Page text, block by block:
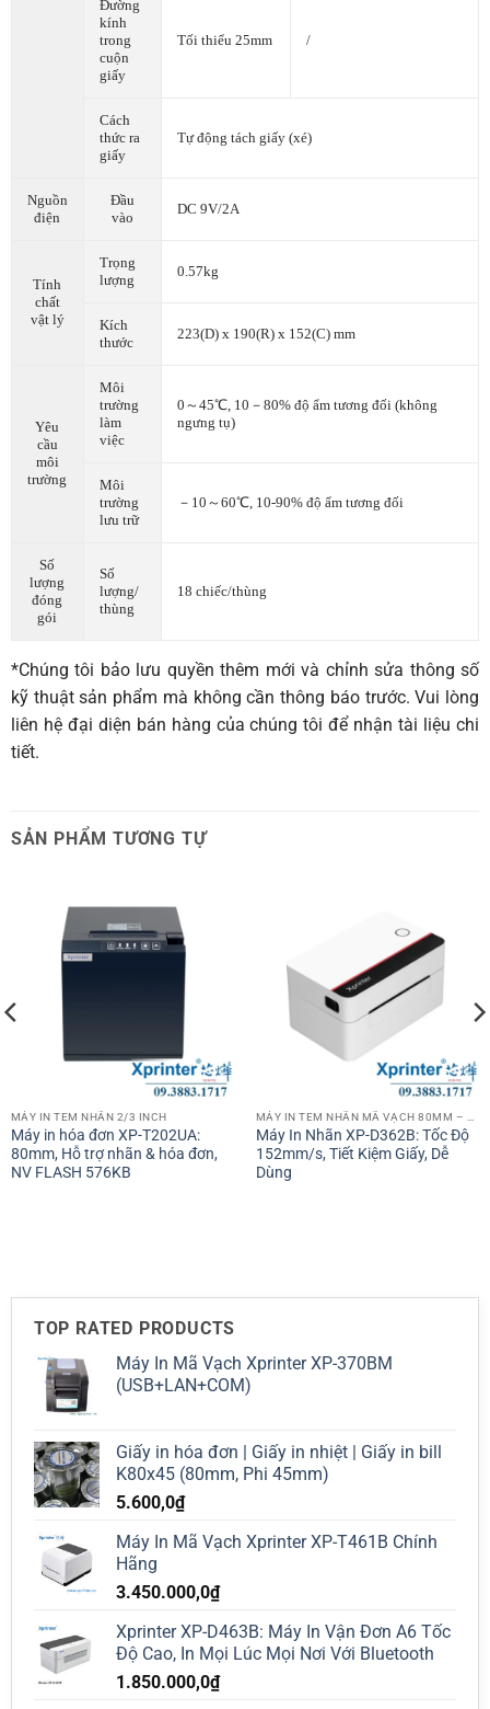
Đường
kính
trong
cuộn
giấy
Tối thiểu 25mm /
Cách
thức ra
giấy
Tự động tách giấy (xé)
Nguồn
điện
Đầu
vào
DC 9V/2A
Tính
chất
vật lý
Trọng
lượng
0.57kg
Kích
thước
223(D) x 190(R) x 152(C) mm
Yêu
cầu
môi
trường
Môi
trường
làm
việc
0～45℃, 10－80% độ ẩm tương đối (không
ngưng tụ)
Môi
trường
lưu trữ
－10～60℃, 10-90% độ ẩm tương đối
Số
lượng
đóng
gói
Số
lượng/
thùng
18 chiếc/thùng
*Chúng tôi bảo lưu quyền thêm mới và chỉnh sửa thông số
kỹ thuật sản phẩm mà không cần thông báo trước. Vui lòng
liên hệ đại diện bán hàng của chúng tôi để nhận tài liệu chi
tiết.
SẢN PHẨM TƯƠNG TỰ
MÁY IN TEM NHÃN 2/3 INCH
Máy in hóa đơn XP-T202UA:
80mm, Hỗ trợ nhãn & hóa đơn,
NV FLASH 576KB
Máy In Nhãn XP-D362B: Tốc Độ
152mm/s, Tiết Kiệm Giấy, Dễ
Dùng
TOP RATED PRODUCTS
Máy In Mã Vạch Xprinter XP-370BM
(USB+LAN+COM)
Giấy in hóa đơn | Giấy in nhiệt | Giấy in bill
K80x45 (80mm, Phi 45mm)
5.600,0₫
Máy In Mã Vạch Xprinter XP-T461B Chính
Hãng
3.450.000,0₫
Xprinter XP-D463B: Máy In Vận Đơn A6 Tốc
Độ Cao, In Mọi Lúc Mọi Nơi Với Bluetooth
1.850.000,0₫